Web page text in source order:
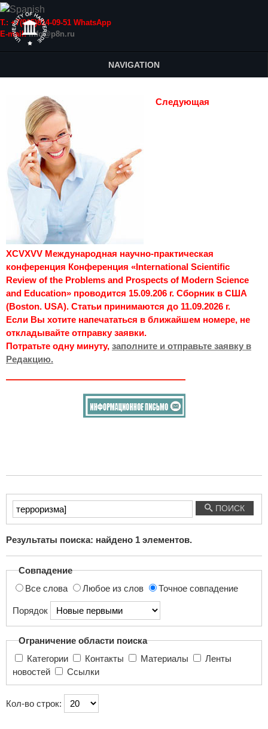
Т.: +7(915)814-09-51 WhatsApp
E-mail:info@p8n.ru
NAVIGATION
Следующая
XCVXVV Международная научно-практическая
конференция Конференция «International Scientific
Review of the Problems and Prospects of Modern Science
and Education» проводится 15.09.206 г. Сборник в США
(Boston. USA). Статьи принимаются до 11.09.2026 г.
Если Вы хотите напечататься в ближайшем номере, не
откладывайте отправку заявки.
Потратьте одну минуту, заполните и отправьте заявку в
Редакцию.
Введите
текст
поиска...
ПОИСК
Результаты поиска: найдено 1 элементов.
Совпадение
Все слова
Любое из слов Точное совпадение
Порядок
Ограничение области поиска
Категории
Контакты Материалы
новостей
Ссылки
Кол-во строк: